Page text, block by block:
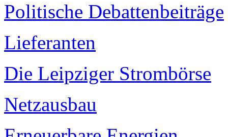
Politische Debattenbeiträge
Lieferanten
Die Leipziger Strombörse
Netzausbau